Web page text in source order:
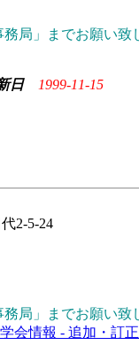
務局」までお願い致
日 1999-11-15
2-5-24
務局」までお願い致
学会情報 - 追加・訂